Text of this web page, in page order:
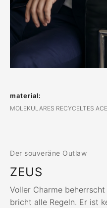
material:
MOLEKULARES RECYCELTES
Der souveräne Outlaw
ZEUS
Voller Charme
bricht alle Regeln. Er ist